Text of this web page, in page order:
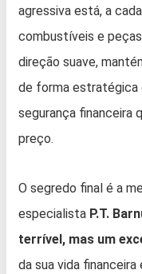
agressiva está, a
combustíveis e
direção suave,
de forma estratégica
segurança financeira
preço.
O segredo final é a
especialista P.T.
terrível, mas um
da sua vida